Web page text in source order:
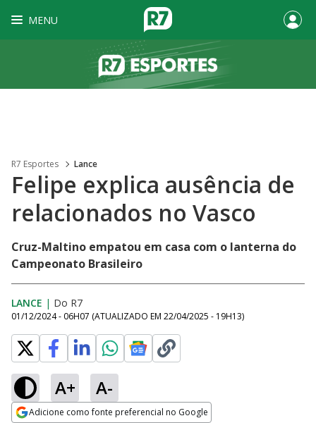
MENU
R7 Esportes Lance
Felipe explica ausência de
relacionados no Vasco
Cruz-Maltino empatou em casa com o lanterna do
Campeonato Brasileiro
LANCE | Do R7
01/12/2024 - 06H07 (ATUALIZADO EM 22/04/2025 - 19H13)
A+ A-
Adicione como fonte preferencial no Google